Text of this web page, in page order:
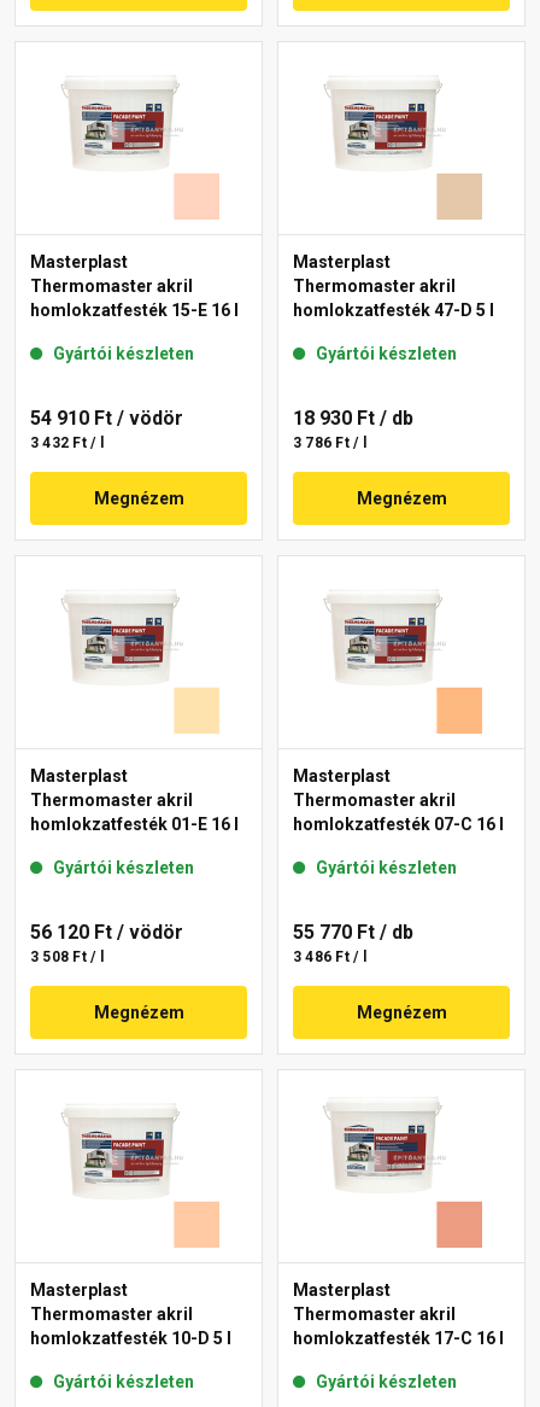
Masterplast
Thermomaster akril
homlokzatfesték 15-E 16 l
Gyártói készleten
54 910 Ft / vödör
3 432 Ft / l
Megnézem
Masterplast
Thermomaster akril
homlokzatfesték 47-D 5 l
Gyártói készleten
18 930 Ft / db
3 786 Ft / l
Megnézem
Masterplast
Thermomaster akril
homlokzatfesték 01-E 16 l
Gyártói készleten
56 120 Ft / vödör
3 508 Ft / l
Megnézem
Masterplast
Thermomaster akril
homlokzatfesték 07-C 16 l
Gyártói készleten
55 770 Ft / db
3 486 Ft / l
Megnézem
Masterplast
Thermomaster akril
homlokzatfesték 10-D 5 l
Gyártói készleten
Masterplast
Thermomaster akril
homlokzatfesték 17-C 16 l
Gyártói készleten